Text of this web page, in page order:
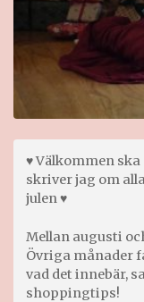
♥ Välkommen
skriver jag om
julen ♥
Mellan augusti
Övriga månader
vad det innebär,
shoppingtips!